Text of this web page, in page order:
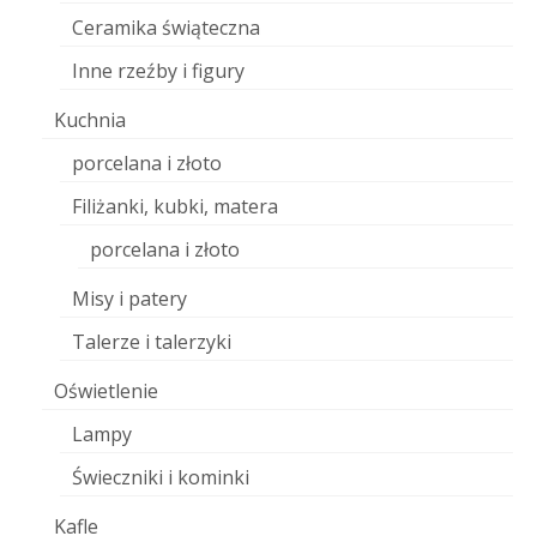
Ceramika świąteczna
Inne rzeźby i figury
Kuchnia
porcelana i złoto
Filiżanki, kubki, matera
porcelana i złoto
Misy i patery
Talerze i talerzyki
Oświetlenie
Lampy
Świeczniki i kominki
Kafle